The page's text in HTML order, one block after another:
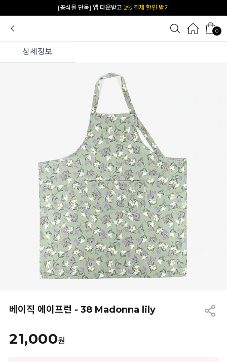
[공식몰 단독] 앱 다운받고 2% 결제 할인 받기
0
상세정보
베이직 에이프런 - 38 Madonna lily
21,000원